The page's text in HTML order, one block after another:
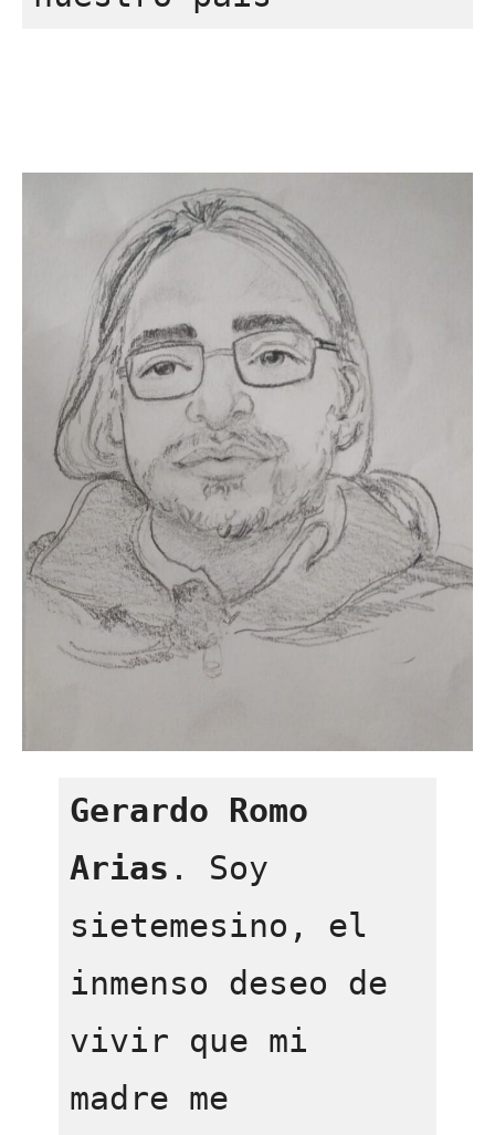
Gerardo Romo
Arias . Soy
sietemesino, el
inmenso deseo de
vivir que mi
madre me